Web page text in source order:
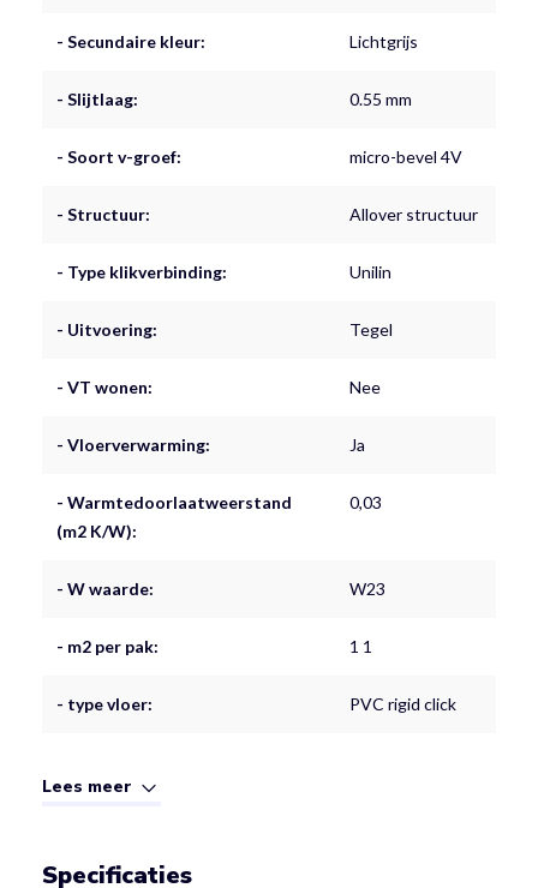
- Secundaire kleur: Lichtgrijs
- Slijtlaag: 0.55 mm
- Soort v-groef: micro-bevel 4V
- Structuur: Allover structuur
- Type klikverbinding: Unilin
- Uitvoering: Tegel
- VT wonen: Nee
- Vloerverwarming: Ja
- Warmtedoorlaatweerstand
(m2 K/W):
0,03
- W waarde: W23
- m2 per pak: 1 1
- type vloer: PVC rigid click
Lees meer
Specificaties